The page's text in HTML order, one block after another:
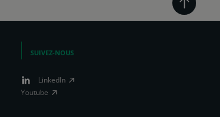
SUIVEZ-NOUS
LinkedIn
Youtube